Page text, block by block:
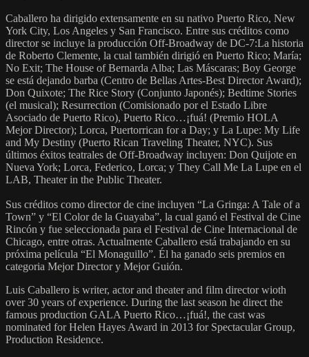
Caballero ha dirigido extensamente en su nativo Puerto Rico, New
York City, Los Angeles y San Francisco. Entre sus créditos como
director se incluye la producción Off-Broadway de DC-7:La historia
de Roberto Clemente, la cual también dirigió en Puerto Rico; María;
No Exit; The House of Bernarda Alba; Las Máscaras; Boy George
se está dejando barba (Centro de Bellas Artes-Best Director Award);
Don Quixote; The Rice Story (Conjunto Japonés); Bedtime Stories
(el musical); Resurrection (Comisionado por el Estado Libre
Asociado de Puerto Rico), Puerto Rico…¡fuá! (Premio HOLA
Mejor Director); Lorca, Puertorrican for a Day; y La Lupe: My Life
and My Destiny (Puerto Rican Traveling Theater, NYC). Sus
últimos éxitos teatrales de Off-Broadway incluyen: Don Quijote en
Nueva York; Lorca, Federico, Lorca; y They Call Me La Lupe en el
LAB, Theater in the Public Theater.
Sus créditos como director de cine incluyen “La Gringa: A Tale of a
Town” y “El Color de la Guayaba”, la cual ganó el Festival de Cine
Rincón y fue seleccionada para el Festival de Cine Internacional de
Chicago, entre otras. Actualmente Caballero está trabajando en su
próxima película “El Monaguillo”. Él ha ganado seis premios en
categoria Mejor Director y Mejor Guión.
Luis Caballero is writer, actor and theater and film director wioth
over 30 years of experience. During the last season he direct the
famous production GALA Puerto Rico…¡fuá!, the cast was
nominated for Helen Hayes Award in 2013 for Spectacular Group,
Production Residence.